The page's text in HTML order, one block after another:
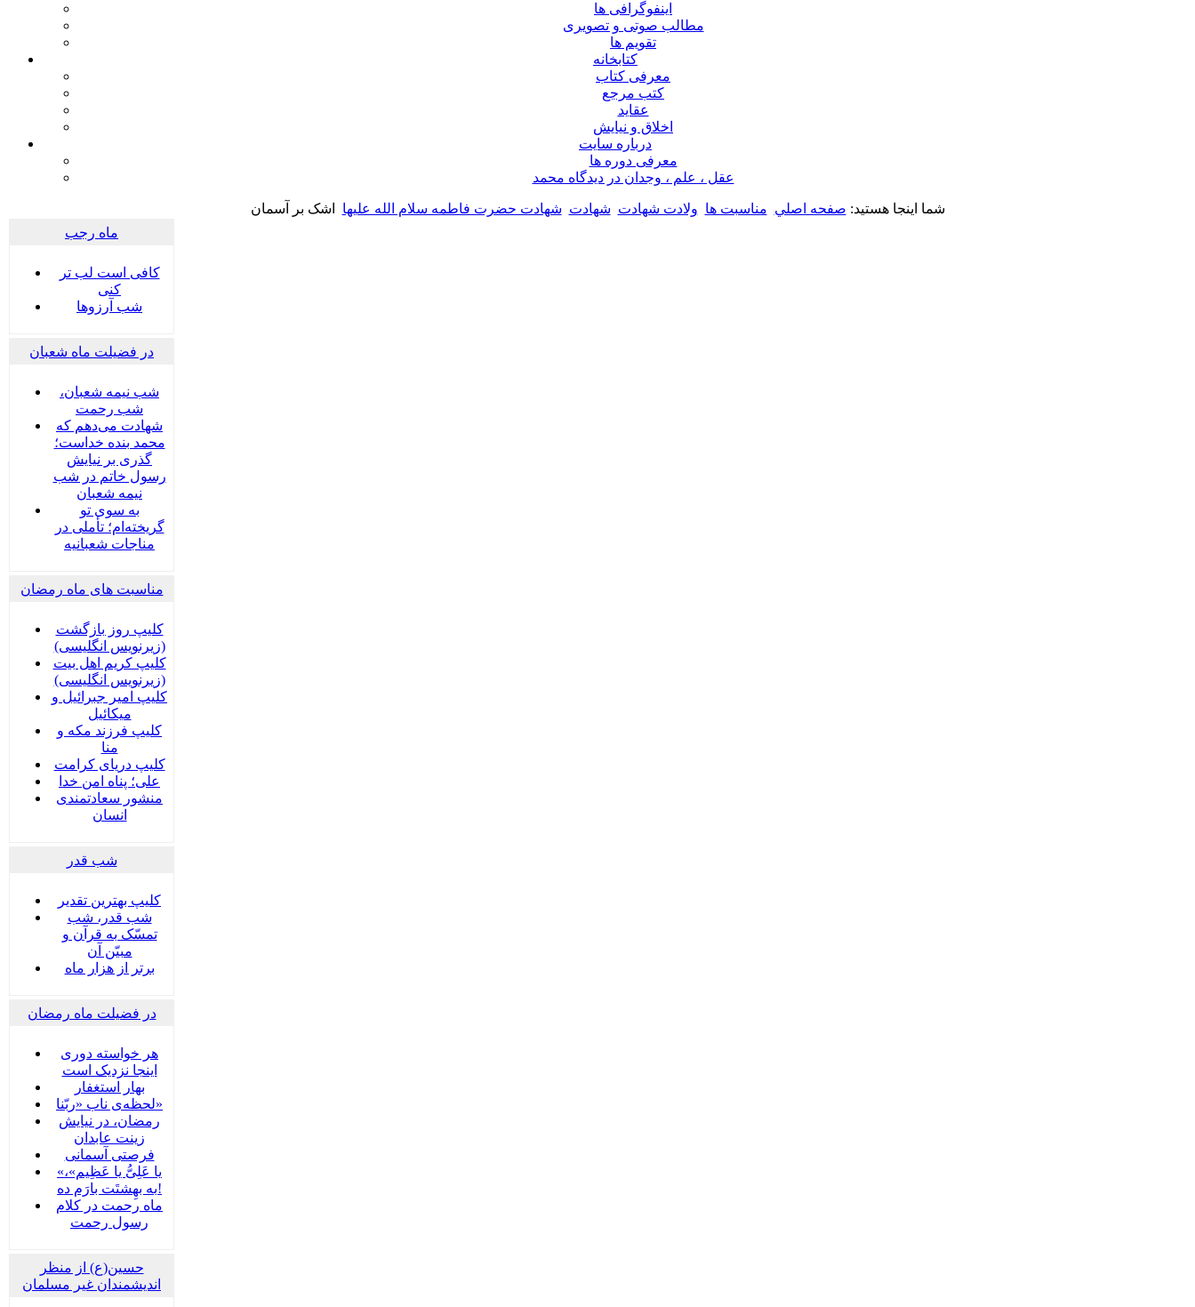
اینفوگرافی ها
مطالب صوتی و تصویری
تقویم ها
كتابخانه
معرفی کتاب
کتب مرجع
عقاید
اخلاق و نیایش
درباره سايت
معرفی دوره ها
عقل ، علم ، وجدان در ديدگاه محمد
شما اینجا هستید: صفحه اصلي مناسبت ها ولادت شهادت شهادت شهادت حضرت فاطمه سلام الله علیها
اشک بر آسمان
ماه رجب
کافی است لب تر
کنی
شب آرزوها
در فضیلت ماه شعبان
شب نیمه شعبان،
شب رحمت
شهادت می‌دهم که
محمد بنده خداست؛
گذری بر نیایش
رسول خاتم در شب
نیمه شعبان
به سوی تو
گریخته‌ام؛ تأملی در
مناجات شعبانیه
مناسبت های ماه رمضان
کلیپ روز بازگشت
(زیرنویس انگلیسی)
کلیپ کریم اهل بیت
(زیرنویس انگلیسی)
کلیپ امیر جبرائیل و
میکائیل
کلیپ فرزند مکه و
منا
کلیپ دریای کرامت
علی؛ پناه امن خدا
منشور سعادتمندی
انسان
شب قدر
کلیپ بهترین تقدیر
شب قدر، شب
تمسّک به قرآن و
مبیّن آن
برتر از هزار ماه
در فضیلت ماه رمضان
هر خواسته دوری
اینجا نزدیک است
بهار استغفار
لحظه‌ی ناب «ربّنا»
رمضان، در نیایش
زینت عابدان
فرصتی آسمانی
«یا عَلِیُّ یا عَظِیم»،
به بهِشتَت بارَم ده!
ماه رحمت در کلام
رسول رحمت
حسین(ع) از منظر
اندیشمندان غیر مسلمان